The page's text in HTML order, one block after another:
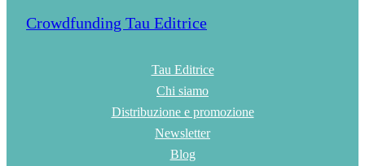
Crowdfunding Tau Editrice
Tau Editrice
Chi siamo
Distribuzione e promozione
Newsletter
Blog